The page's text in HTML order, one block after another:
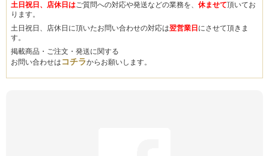
土日祝日、店休日はご質問への対応や発送などの業務を、 休ませて頂いてお
ります。
土日祝日、店休日に頂いたお問い合わせの対応は翌営業日 にさせて頂きま
す。
掲載商品・ご注文・発送に関する
お問い合わせは コチラからお願いします。